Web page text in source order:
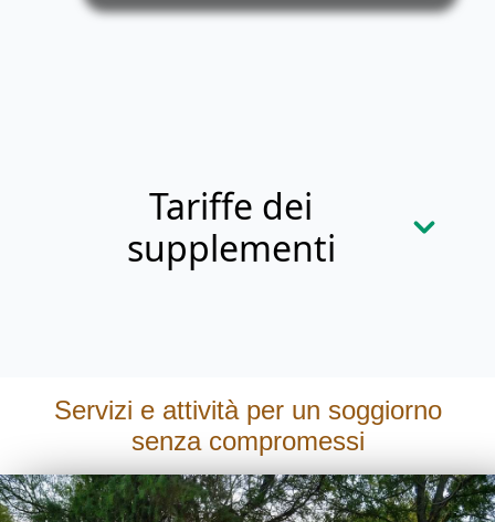
Tariffe dei
supplementi
Elettricità
ALLACCIAMENTI & FRIGO
Servizi e attività per un soggiorno
senza compromessi